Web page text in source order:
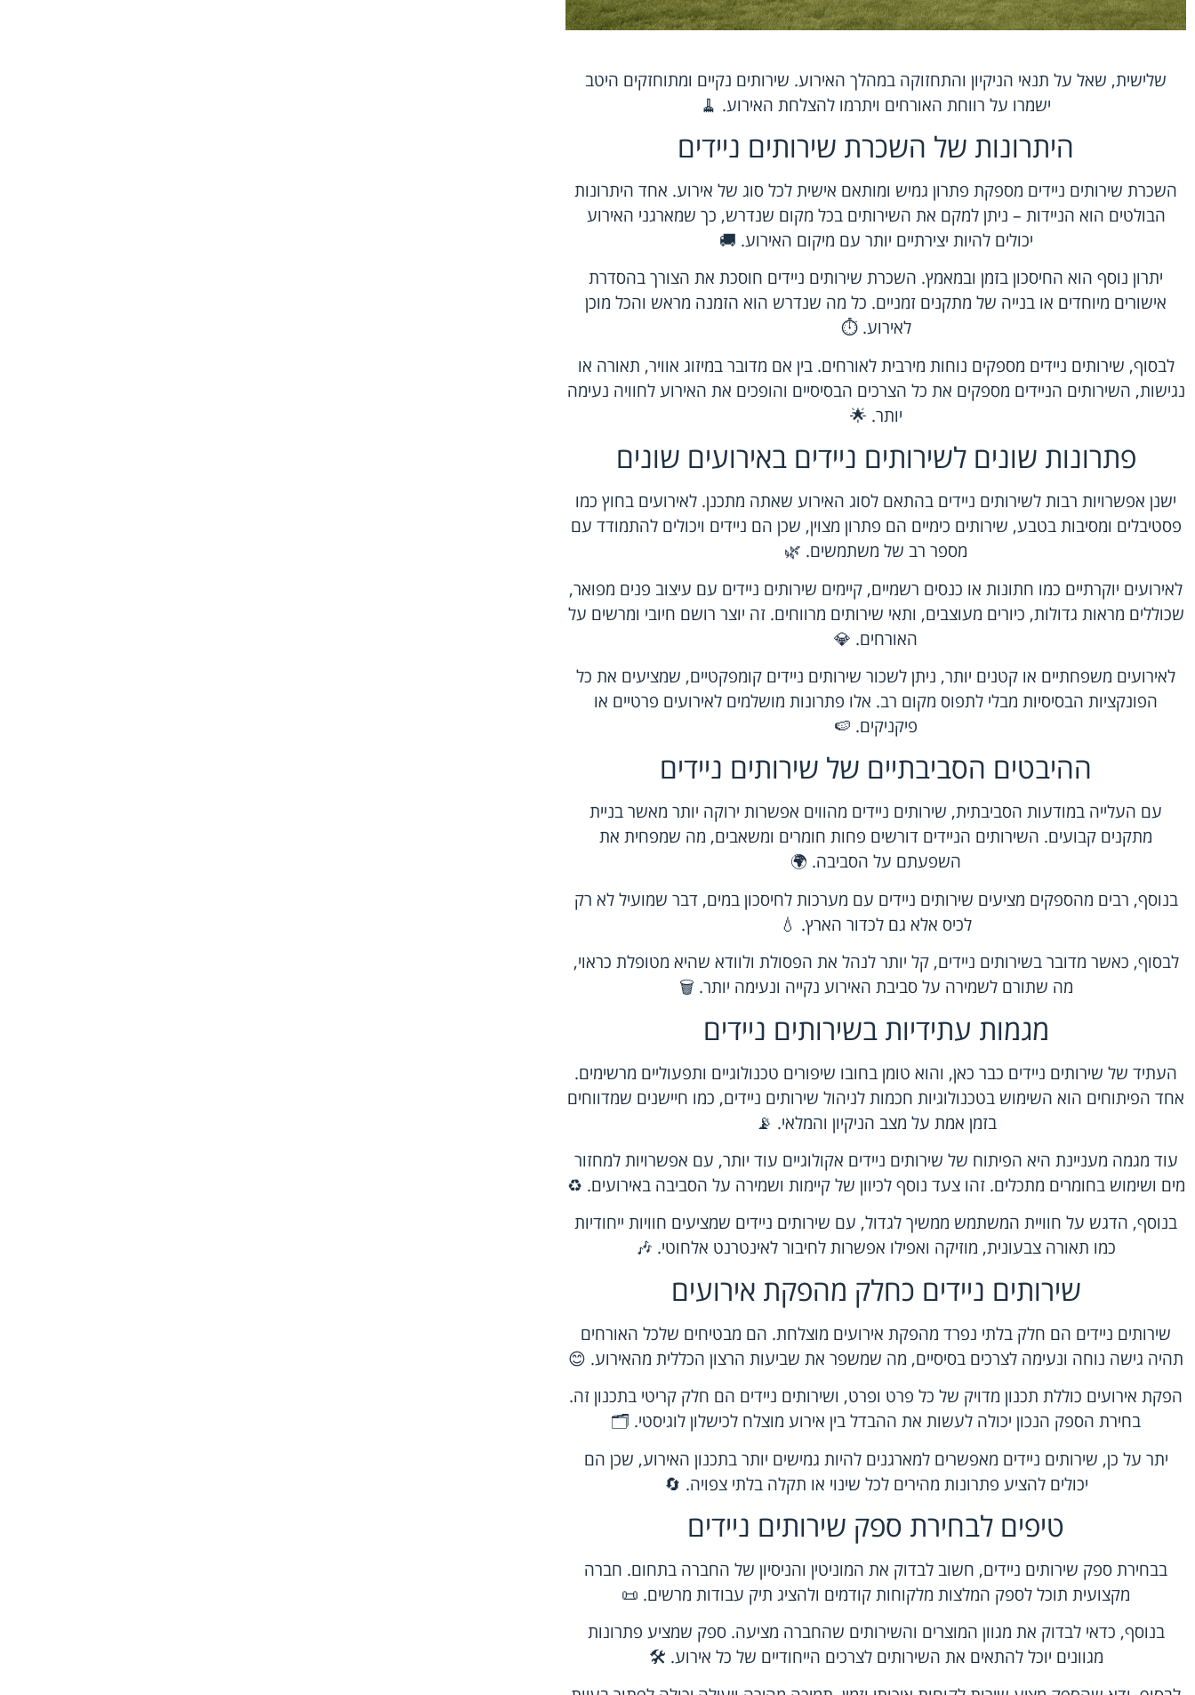
שלישית, שאל על תנאי הניקיון והתחזוקה במהלך האירוע. שירותים נקיים ומתוחזקים היטב
ישמרו על רווחת האורחים ויתרמו להצלחת האירוע. 🧹
היתרונות של השכרת שירותים ניידים
השכרת שירותים ניידים מספקת פתרון גמיש ומותאם אישית לכל סוג של אירוע. אחד היתרונות
הבולטים הוא הניידות – ניתן למקם את השירותים בכל מקום שנדרש, כך שמארגני האירוע
יכולים להיות יצירתיים יותר עם מיקום האירוע. 🚚
יתרון נוסף הוא החיסכון בזמן ובמאמץ. השכרת שירותים ניידים חוסכת את הצורך בהסדרת
אישורים מיוחדים או בנייה של מתקנים זמניים. כל מה שנדרש הוא הזמנה מראש והכל מוכן
לאירוע. ⏱️
לבסוף, שירותים ניידים מספקים נוחות מירבית לאורחים. בין אם מדובר במיזוג אוויר, תאורה או
נגישות, השירותים הניידים מספקים את כל הצרכים הבסיסיים והופכים את האירוע לחוויה נעימה
יותר. 🌟
פתרונות שונים לשירותים ניידים באירועים שונים
ישנן אפשרויות רבות לשירותים ניידים בהתאם לסוג האירוע שאתה מתכנן. לאירועים בחוץ כמו
פסטיבלים ומסיבות בטבע, שירותים כימיים הם פתרון מצוין, שכן הם ניידים ויכולים להתמודד עם
מספר רב של משתמשים. 🌿
לאירועים יוקרתיים כמו חתונות או כנסים רשמיים, קיימים שירותים ניידים עם עיצוב פנים מפואר,
שכוללים מראות גדולות, כיורים מעוצבים, ותאי שירותים מרווחים. זה יוצר רושם חיובי ומרשים על
האורחים. 💎
לאירועים משפחתיים או קטנים יותר, ניתן לשכור שירותים ניידים קומפקטיים, שמציעים את כל
הפונקציות הבסיסיות מבלי לתפוס מקום רב. אלו פתרונות מושלמים לאירועים פרטיים או
פיקניקים. 🍉
ההיבטים הסביבתיים של שירותים ניידים
עם העלייה במודעות הסביבתית, שירותים ניידים מהווים אפשרות ירוקה יותר מאשר בניית
מתקנים קבועים. השירותים הניידים דורשים פחות חומרים ומשאבים, מה שמפחית את
השפעתם על הסביבה. 🌍
בנוסף, רבים מהספקים מציעים שירותים ניידים עם מערכות לחיסכון במים, דבר שמועיל לא רק
לכיס אלא גם לכדור הארץ. 💧
לבסוף, כאשר מדובר בשירותים ניידים, קל יותר לנהל את הפסולת ולוודא שהיא מטופלת כראוי,
מה שתורם לשמירה על סביבת האירוע נקייה ונעימה יותר. 🗑️
מגמות עתידיות בשירותים ניידים
העתיד של שירותים ניידים כבר כאן, והוא טומן בחובו שיפורים טכנולוגיים ותפעוליים מרשימים.
אחד הפיתוחים הוא השימוש בטכנולוגיות חכמות לניהול שירותים ניידים, כמו חיישנים שמדווחים
בזמן אמת על מצב הניקיון והמלאי. 📡
עוד מגמה מעניינת היא הפיתוח של שירותים ניידים אקולוגיים עוד יותר, עם אפשרויות למחזור
מים ושימוש בחומרים מתכלים. זהו צעד נוסף לכיוון של קיימות ושמירה על הסביבה באירועים. ♻️
בנוסף, הדגש על חוויית המשתמש ממשיך לגדול, עם שירותים ניידים שמציעים חוויות ייחודיות
כמו תאורה צבעונית, מוזיקה ואפילו אפשרות לחיבור לאינטרנט אלחוטי. 🎶
שירותים ניידים כחלק מהפקת אירועים
שירותים ניידים הם חלק בלתי נפרד מהפקת אירועים מוצלחת. הם מבטיחים שלכל האורחים
תהיה גישה נוחה ונעימה לצרכים בסיסיים, מה שמשפר את שביעות הרצון הכללית מהאירוע. 😊
הפקת אירועים כוללת תכנון מדויק של כל פרט ופרט, ושירותים ניידים הם חלק קריטי בתכנון זה.
בחירת הספק הנכון יכולה לעשות את ההבדל בין אירוע מוצלח לכישלון לוגיסטי. 🗂️
יתר על כן, שירותים ניידים מאפשרים למארגנים להיות גמישים יותר בתכנון האירוע, שכן הם
יכולים להציע פתרונות מהירים לכל שינוי או תקלה בלתי צפויה. 🔄
טיפים לבחירת ספק שירותים ניידים
בבחירת ספק שירותים ניידים, חשוב לבדוק את המוניטין והניסיון של החברה בתחום. חברה
מקצועית תוכל לספק המלצות מלקוחות קודמים ולהציג תיק עבודות מרשים. 📜
בנוסף, כדאי לבדוק את מגוון המוצרים והשירותים שהחברה מציעה. ספק שמציע פתרונות
מגוונים יוכל להתאים את השירותים לצרכים הייחודיים של כל אירוע. 🛠️